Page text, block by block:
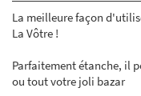
La meilleure façon
La Vôtre !
Parfaitement étanche, il
ou tout votre joli bazar